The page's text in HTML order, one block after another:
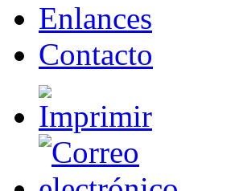
Enlances
Contacto